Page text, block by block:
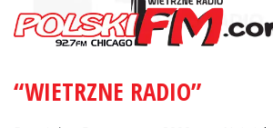
“WIETRZNE RADIO”